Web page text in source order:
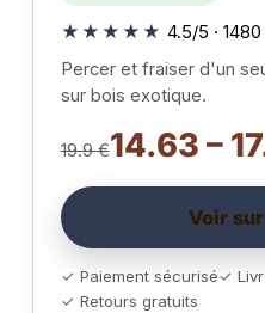
★★★★★ 4.5/5 ·
Percer et fraiser d'un
sur bois exotique.
19.9 €14.63 –
Voir
✓ Paiement sécurisé✓
✓ Retours gratuits